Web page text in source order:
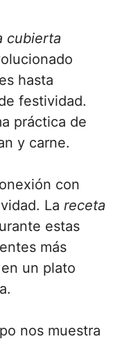
cubierta
hasta
festividad.
práctica de
y carne.
con
La receta
estas
más
un plato
nos muestra